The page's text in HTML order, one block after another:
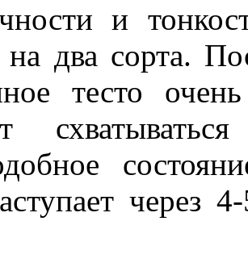
и
на два сорта.
тесто
через